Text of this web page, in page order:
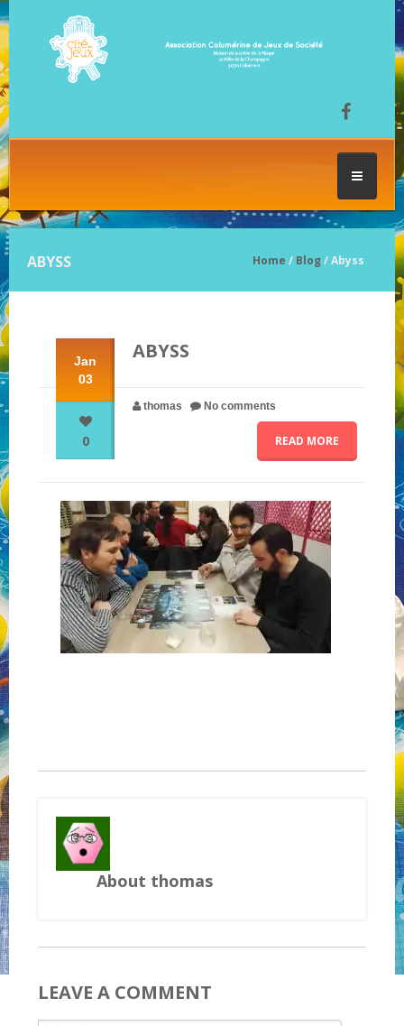
LES SÉANCES DE JEU
FESTIVAL DU JEU
NOS JEUX
NOS PARTENAIRES
QUI SOMMES-NOUS ?
NOUS CONTACTER !
ABYSS Home / Blog/ Abyss
Jan
03
0
ABYSS
thomas No comments
READ MORE
About thomas
LEAVE A COMMENT